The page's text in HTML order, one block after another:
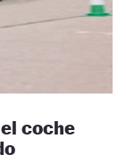
coche